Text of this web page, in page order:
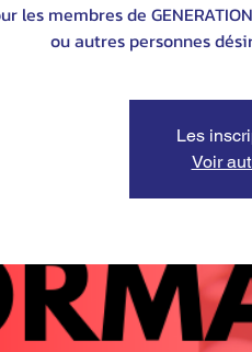
les membres de
ou autres personnes
Les
Voir